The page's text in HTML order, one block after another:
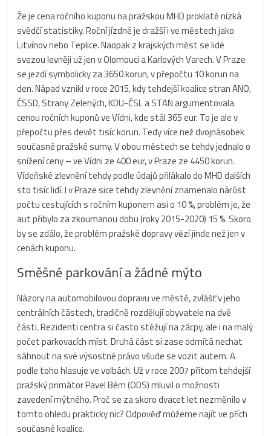
Že je cena ročního kuponu na pražskou MHD proklatě nízká
svědčí statistiky. Roční jízdné je dražší i ve městech jako
Litvínov nebo Teplice. Naopak z krajských měst se lidé
svezou levněji už jen v Olomouci a Karlových Varech. V Praze
se jezdí symbolicky za 3650 korun, v přepočtu 10 korun na
den. Nápad vznikl v roce 2015, kdy tehdejší koalice stran ANO,
ČSSD, Strany Zelených, KDU-ČSL a STAN argumentovala
cenou ročních kuponů ve Vídni, kde stál 365 eur. To je ale v
přepočtu přes devět tisíc korun. Tedy více než dvojnásobek
současné pražské sumy. V obou městech se tehdy jednalo o
snížení ceny – ve Vídni ze 400 eur, v Praze ze 4450 korun.
Vídeňské zlevnění tehdy podle údajů přilákalo do MHD dalších
sto tisíc lidí. I v Praze sice tehdy zlevnění znamenalo nárůst
počtu cestujících s ročním kuponem asi o 10 %, problém je, že
aut přibylo za zkoumanou dobu (roky 2015-2020) 15 %. Skoro
by se zdálo, že problém pražské dopravy vězí jinde než jen v
cenách kuponu.
Směšné parkování a žádné mýto
Názory na automobilovou dopravu ve městě, zvlášť v jeho
centrálních částech, tradičně rozdělují obyvatele na dvě
části. Rezidenti centra si často stěžují na zácpy, ale i na malý
počet parkovacích míst. Druhá část si zase odmítá nechat
sáhnout na své výsostné právo všude se vozit autem. A
podle toho hlasuje ve volbách. Už v roce 2007 přitom tehdejší
pražský primátor Pavel Bém (ODS) mluvil o možnosti
zavedení mýtného. Proč se za skoro dvacet let nezměnilo v
tomto ohledu prakticky nic? Odpověď můžeme najít ve přích
současné koalice.